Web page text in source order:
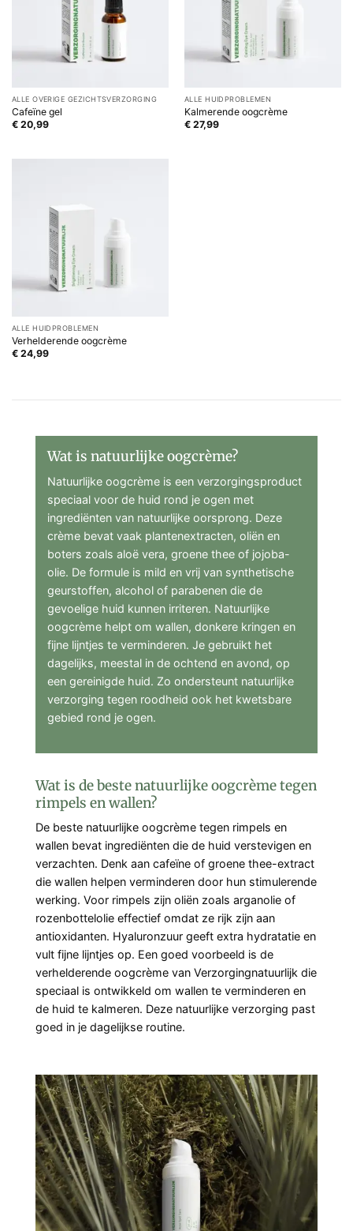
ALLE OVERIGE GEZICHTSVERZORGING
Cafeïne gel
€20,99
ALLE HUIDPROBLEMEN
Kalmerende oogcrème
€27,99
ALLE HUIDPROBLEMEN
Verhelderende oogcrème
€24,99
Wat is natuurlijke oogcrème?
Natuurlijke oogcrème is een verzorgingsproduct
speciaal voor de huid rond je ogen met
ingrediënten van natuurlijke oorsprong. Deze
crème bevat vaak plantenextracten, oliën en
boters zoals aloë vera, groene thee of jojoba-
olie. De formule is mild en vrij van synthetische
geurstoffen, alcohol of parabenen die de
gevoelige huid kunnen irriteren. Natuurlijke
oogcrème helpt om wallen, donkere kringen en
fijne lijntjes te verminderen. Je gebruikt het
dagelijks, meestal in de ochtend en avond, op
een gereinigde huid. Zo ondersteunt natuurlijke
verzorging tegen roodheid ook het kwetsbare
gebied rond je ogen.
Wat is de beste natuurlijke oogcrème tegen
rimpels en wallen?
De beste natuurlijke oogcrème tegen rimpels en
wallen bevat ingrediënten die de huid verstevigen en
verzachten. Denk aan cafeïne of groene thee-extract
die wallen helpen verminderen door hun stimulerende
werking. Voor rimpels zijn oliën zoals arganolie of
rozenbottelolie effectief omdat ze rijk zijn aan
antioxidanten. Hyaluronzuur geeft extra hydratatie en
vult fijne lijntjes op. Een goed voorbeeld is de
verhelderende oogcrème van Verzorgingnatuurlijk die
speciaal is ontwikkeld om wallen te verminderen en
de huid te kalmeren. Deze natuurlijke verzorging past
goed in je dagelijkse routine.